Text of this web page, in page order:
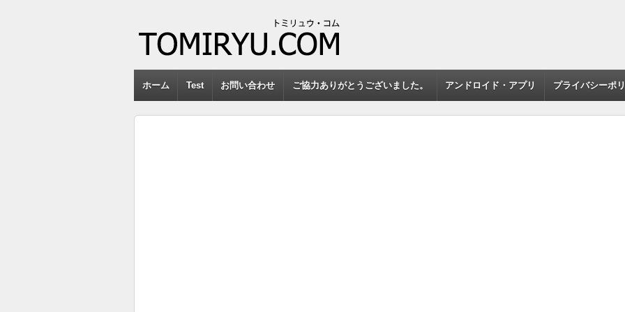
ホーム Test お問い合わせ ご協力ありがとうございました。 アンドロイド・アプリ プライバシーポ